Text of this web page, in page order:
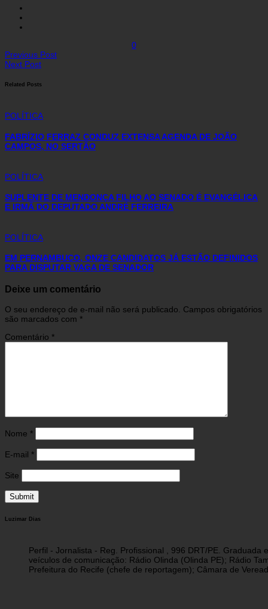
0
Previous Post
Next Post
Related Posts
POLÍTICA
FABRÍZIO FERRAZ CONDUZ EXTENSA AGENDA DE JOÃO
CAMPOS, NO SERTÃO
POLÍTICA
SUPLENTE DE MENDONÇA FILHO AO SENADO É EVANGÉLICA
E IRMÃ DO DEPUTADO ANDRÉ FERREIRA
POLÍTICA
EM PERNAMBUCO, ONZE CANDIDATOS JÁ ESTÃO DEFINIDOS
PARA DISPUTAR VAGA DE SENADOR
Deixe um comentário
O seu endereço de e-mail não será publicado. Campos obrigatórios
são marcados com *
Comentário *
Nome *
E-mail *
Site
Luzimar Dias
Perfil - Jornalista - Reg. Profissional , 996 DRT/PE.
veículos de comunicação: Rádio Olinda (Olinda PE); Rádio
Prefeitura do Recife (chefe de reportagem); Câmara de